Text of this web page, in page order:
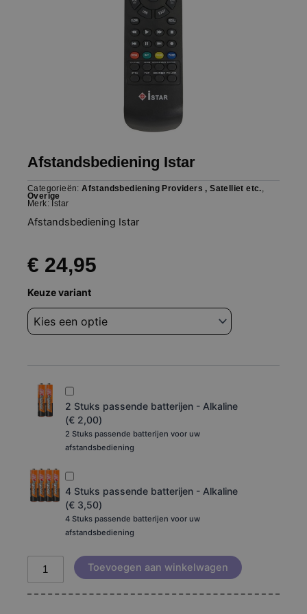
Afstandsbediening Istar
Categorieën: Afstandsbediening Providers , Satelliet etc.,
Overige
Merk: Istar
Afstandsbediening Istar
€ 24,95
Keuze variant
2 Stuks passende batterijen - Alkaline
(€ 2,00)
2 Stuks passende batterijen voor uw
afstandsbediening
4 Stuks passende batterijen - Alkaline
(€ 3,50)
4 Stuks passende batterijen voor uw
afstandsbediening
Afstandsbediening
Istar
aantal
Toevoegen aan winkelwagen